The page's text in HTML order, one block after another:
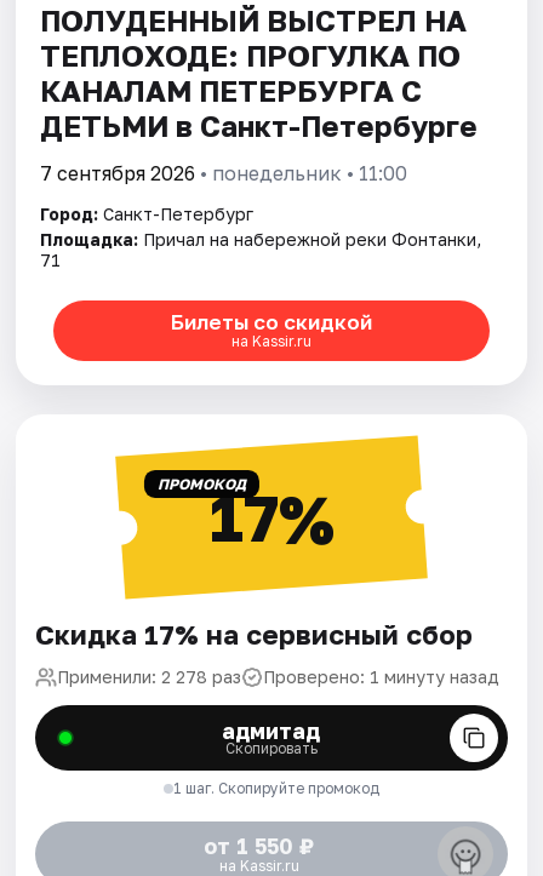
ПОЛУДЕННЫЙ ВЫСТРЕЛ НА
ТЕПЛОХОДЕ: ПРОГУЛКА ПО
КАНАЛАМ ПЕТЕРБУРГА С
ДЕТЬМИ в Санкт-Петербурге
7 сентября 2026 • понедельник • 11:00
Город: Санкт-Петербург
Площадка: Причал на набережной реки Фонтанки,
71
Билеты со скидкой
на Kassir.ru
ПРОМОКОД17%
Скидка 17% на сервисный сбор
Применили: 2 278 раз Проверено: 1 минуту назад
адмитад
Скопировать
1 шаг. Скопируйте промокод
от 1 550 ₽
на Kassir.ru